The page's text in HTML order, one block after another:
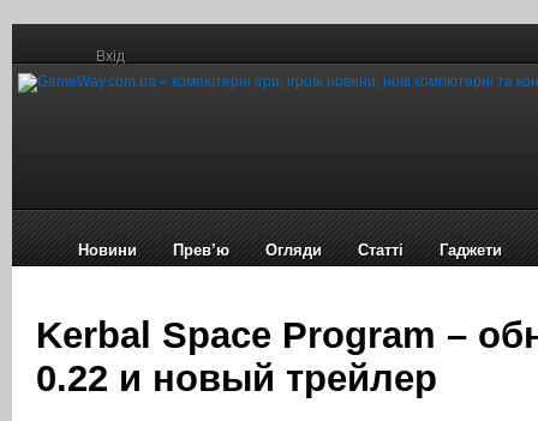
Вхід
Новини Прев’ю Огляди Статті Гаджети
Kerbal Space Program –
0.22 и новый трейлер